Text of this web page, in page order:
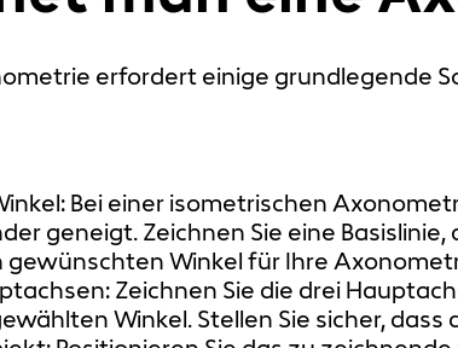
erfordert einige grundlegende
Bei einer isometrischen
geneigt. Zeichnen Sie eine
gewünschten Winkel für Ihre
Zeichnen Sie die drei
Winkel. Stellen Sie sicher, dass